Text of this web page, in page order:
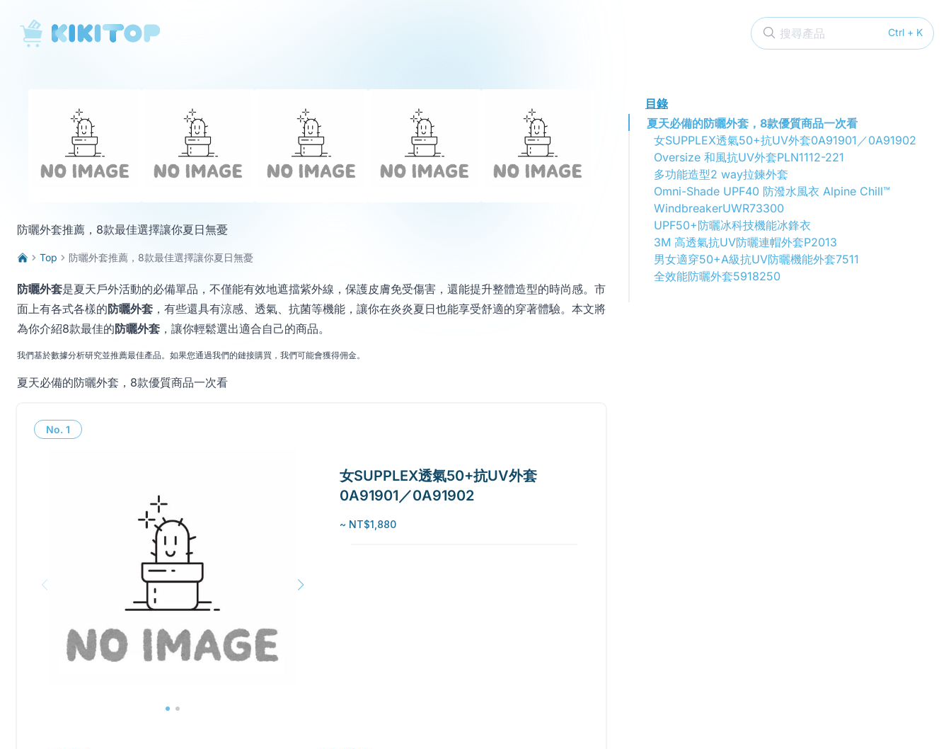
KikiTop Ctrl + K
搜尋產品
防曬外套推薦，8款最佳選擇讓你夏日無憂
Top 防曬外套推薦，8款最佳選擇讓你夏日無憂
防曬外套是夏天戶外活動的必備單品，不僅能有效地遮擋紫外線，保護皮膚免受傷害，還能提升整體造型的時尚感。市
面上有各式各樣的防曬外套 ，有些還具有涼感、透氣、抗菌等機能，讓你在炎炎夏日也能享受舒適的穿著體驗。本文將
為你介紹8款最佳的防曬外套 ，讓你輕鬆選出適合自己的商品。
我們基於數據分析研究並推薦最佳產品。如果您通過我們的鏈接購買，我們可能會獲得佣金。
夏天必備的防曬外套，8款優質商品一次看
No. 1
女SUPPLEX透氣50+抗UV外套
0A91901／0A91902
~ NT$1,880
目錄
夏天必備的防曬外套，8款優質商品一次看
女SUPPLEX透氣50+抗UV外套0A91901／0A91902
Oversize 和風抗UV外套PLN1112-221
多功能造型2 way拉鍊外套
Omni-Shade UPF40 防潑水風衣 Alpine Chill™
WindbreakerUWR73300
UPF50+防曬冰科技機能冰鋒衣
3M 高透氣抗UV防曬連帽外套P2013
男女適穿50+A級抗UV防曬機能外套7511
全效能防曬外套5918250